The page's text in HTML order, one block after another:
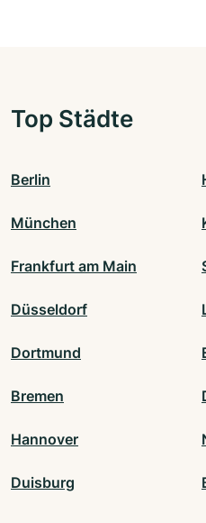
Top Städte
Berlin
München
Frankfurt am Main
Düsseldorf
Dortmund
Bremen
Hannover
Duisburg